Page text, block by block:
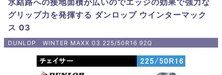
氷結路への接地面積が広いのでエッジの効果で強力な
グリップ力を発揮する ダンロップ ウインターマック
ス 03
DUNLOP WINTER MAXX 03 225/50R16 92Q